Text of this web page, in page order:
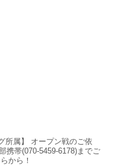
所属】
オープン戦のご依
携帯(070-5459-6178)までご
から！